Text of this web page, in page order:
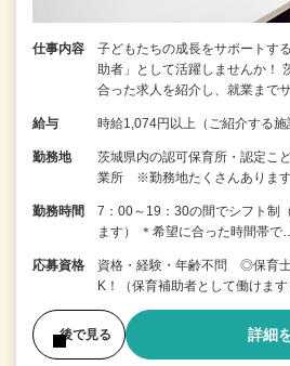
仕事内容
子どもたちの成長をサポートす
助者」として活躍しませんか！
合った求人を紹介し、就業まで
給与 時給1,074円以上（ご紹介する施
勤務地
茨城県内の認可保育所・認定こ
業所 ※勤務地たくさんあります
勤務時間
7：00～19：30の間でシフト制
ます） ＊希望に合った時間帯で…
応募資格
資格・経験・年齢不問 ◎保育
K！（保育補助者として働けま
後で見る 詳細